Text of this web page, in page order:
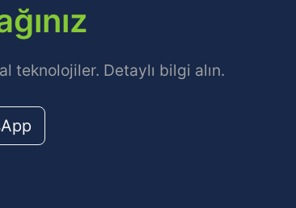
teknolojiler. Detaylı bilgi alın.